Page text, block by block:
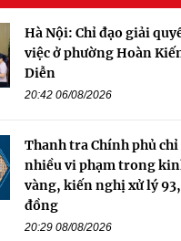
Hà Nội: Chỉ đạo giải
việc ở phường Hoàn
Diễn
20:42 06/08/2026
Thanh tra Chính phủ chỉ
nhiều vi phạm trong
vàng, kiến nghị xử lý
đồng
20:29 08/08/2026